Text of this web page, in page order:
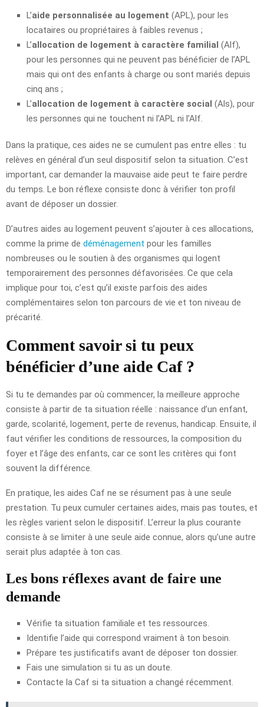
L’aide personnalisée au logement (APL), pour les
locataires ou propriétaires à faibles revenus ;
L’allocation de logement à caractère familial (Alf),
pour les personnes qui ne peuvent pas bénéficier de l’APL
mais qui ont des enfants à charge ou sont mariés depuis
cinq ans ;
L’allocation de logement à caractère social (Als), pour
les personnes qui ne touchent ni l’APL ni l’Alf.
Dans la pratique, ces aides ne se cumulent pas entre elles : tu
relèves en général d’un seul dispositif selon ta situation. C’est
important, car demander la mauvaise aide peut te faire perdre
du temps. Le bon réflexe consiste donc à vérifier ton profil
avant de déposer un dossier.
D’autres aides au logement peuvent s’ajouter à ces allocations,
comme la prime de déménagement pour les familles
nombreuses ou le soutien à des organismes qui logent
temporairement des personnes défavorisées. Ce que cela
implique pour toi, c’est qu’il existe parfois des aides
complémentaires selon ton parcours de vie et ton niveau de
précarité.
Comment savoir si tu peux
bénéficier d’une aide Caf ?
Si tu te demandes par où commencer, la meilleure approche
consiste à partir de ta situation réelle : naissance d’un enfant,
garde, scolarité, logement, perte de revenus, handicap. Ensuite, il
faut vérifier les conditions de ressources, la composition du
foyer et l’âge des enfants, car ce sont les critères qui font
souvent la différence.
En pratique, les aides Caf ne se résument pas à une seule
prestation. Tu peux cumuler certaines aides, mais pas toutes, et
les règles varient selon le dispositif. L’erreur la plus courante
consiste à se limiter à une seule aide connue, alors qu’une autre
serait plus adaptée à ton cas.
Les bons réflexes avant de faire une
demande
Vérifie ta situation familiale et tes ressources.
Identifie l’aide qui correspond vraiment à ton besoin.
Prépare tes justificatifs avant de déposer ton dossier.
Fais une simulation si tu as un doute.
Contacte la Caf si ta situation a changé récemment.